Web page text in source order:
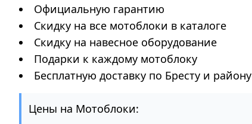
Официальную гарантию
Скидку на все мотоблоки в каталоге
Скидку на навесное оборудование
Подарки к каждому мотоблоку
Бесплатную доставку по Бресту и району
Цены на Мотоблоки: